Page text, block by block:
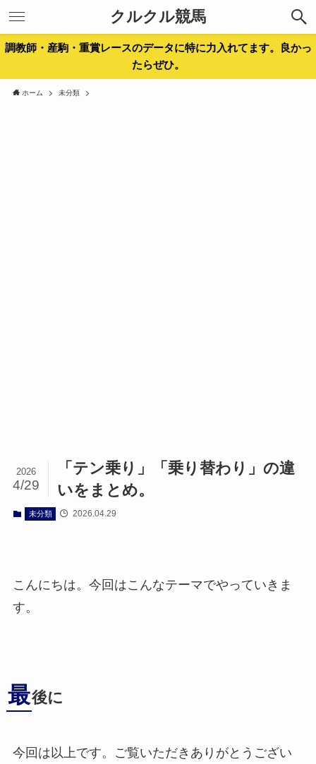
クルクル競馬
調教師・産駒・重賞レースのデータに特に力入れてます。良かっ
たらぜひ。
ホーム 未分類
「テン乗り」「乗り替わり」の違
いをまとめ。
2026
4/29
未分類 2026.04.29
こんにちは。今回はこんなテーマでやっていきま
す。
最後に
今回は以上です。ご覧いただきありがとうござい